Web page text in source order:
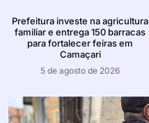
Prefeitura investe na agricultura
familiar e entrega 150 barracas
para fortalecer feiras em
Camaçari
5 de agosto de 2026